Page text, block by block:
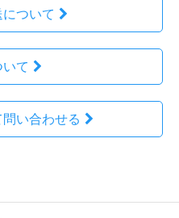
ついて
て
い合わせる